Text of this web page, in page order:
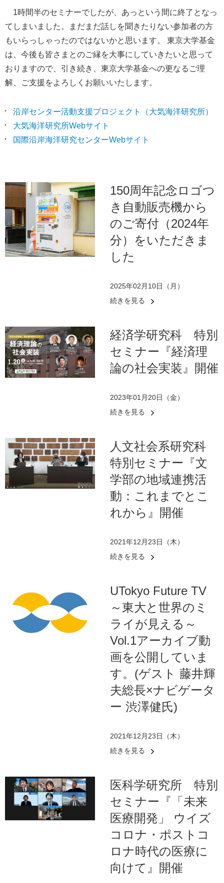
1時間半のセミナーでしたが、あっという間に終了となっ
てしまいました。まだまだ話しを聞きたりない参加者の方
もいらっしゃったのではないかと思います。 東京大学基金
は、今後も皆さまとのご縁を大事にしていきたいと思って
おりますので、引き続き、東京大学基金への更なるご理
解、ご支援をよろしくお願いいたします。
沿岸センター活動支援プロジェクト（大気海洋研究所）
大気海洋研究所Webサイト
国際沿岸海洋研究センターWebサイト
150周年記念ロゴつ
き自動販売機から
のご寄付（2024年
分）をいただきま
した
2025年02月10日（月）
続きを見る
経済学研究科 特別
セミナー『経済理
論の社会実装』開催
2023年01月20日（金）
続きを見る
人文社会系研究科
特別セミナー『文
学部の地域連携活
動：これまでとこ
れから』開催
2021年12月23日（木）
続きを見る
UTokyo Future TV
～東大と世界のミ
ライが見える～
Vol.1アーカイブ動
画を公開していま
す。(ゲスト 藤井輝
夫総長×ナビゲータ
ー 渋澤健氏)
2021年12月23日（木）
続きを見る
医科学研究所 特別
セミナー『「未来
医療開発」 ウイズ
コロナ・ポストコ
ロナ時代の医療に
向けて』開催